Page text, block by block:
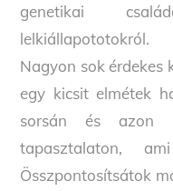
genetikai
lelkiállapototokról.
Nagyon sok érdekes
egy kicsit elmétek
sorsán és azon
tapasztalaton,
Összpontosítsátok